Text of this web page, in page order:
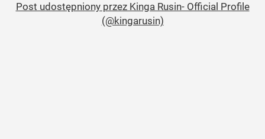
Post udostępniony przez Kinga Rusin- Official Profile
(@kingarusin)